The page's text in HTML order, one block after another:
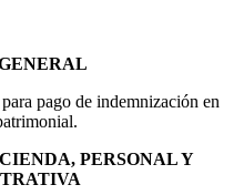
pago de indemnización en
PERSONAL Y